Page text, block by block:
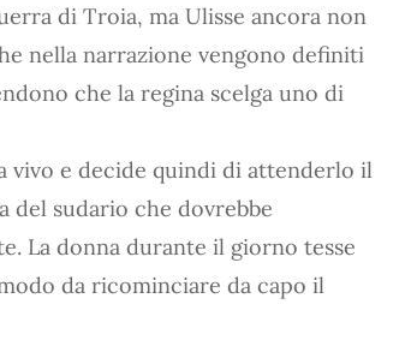
di Troia, ma Ulisse ancora non
nella narrazione vengono definiti
che la regina scelga uno di
vivo e decide quindi di attenderlo il
del sudario che dovrebbe
La donna durante il giorno tesse
da ricominciare da capo il